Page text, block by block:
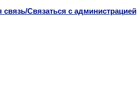
связь/Связаться с администрацией